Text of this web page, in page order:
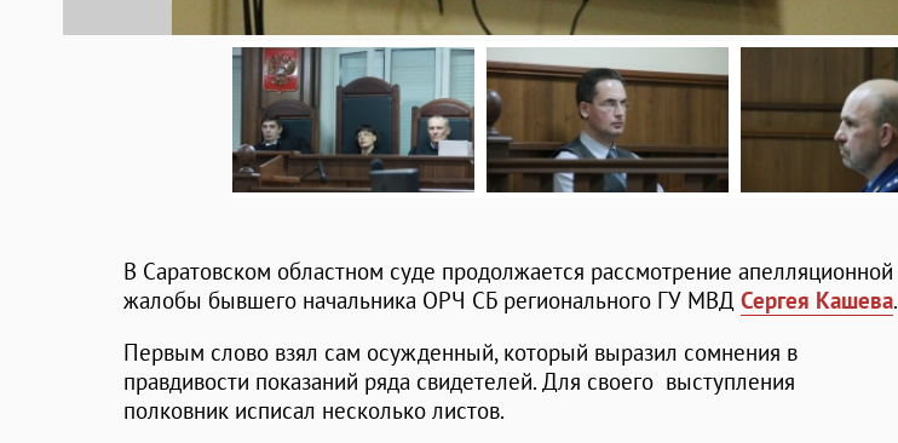
В Саратовском областном суде продолжается рассмотрение апелляционной
жалобы бывшего начальника ОРЧ СБ регионального ГУ МВД Сергея Кашева.
Первым слово взял сам осужденный, который выразил сомнения в
правдивости показаний ряда свидетелей. Для своего выступления
полковник исписал несколько листов.